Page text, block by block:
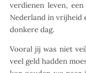
verdienen leven,
Nederland in vrijheid
donkere dag.
Vooral jij was niet
veel geld hadden